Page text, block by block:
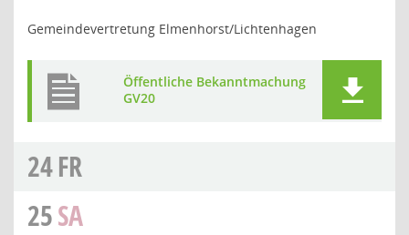
Gemeindevertretung Elmenhorst/Lichtenhagen
Öffentliche Bekanntmachung
GV20
24FR
25SA